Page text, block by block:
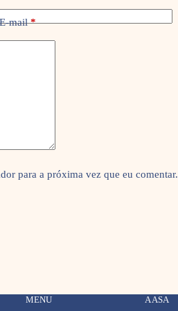
E-mail*
para a próxima vez que eu comentar.
MENU A ASA